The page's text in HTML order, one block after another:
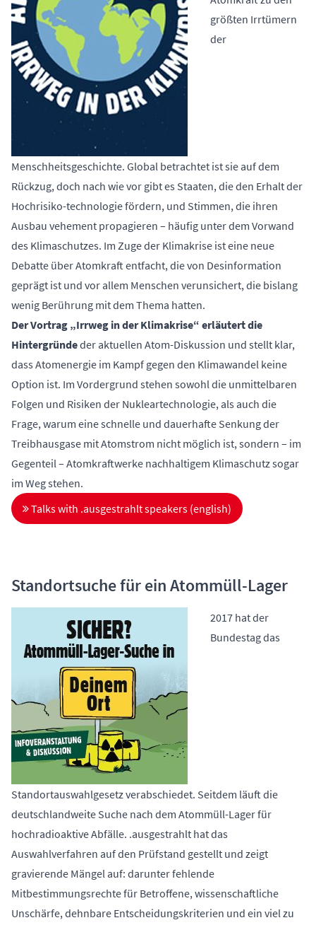
größten Irrtümern
der
Menschheitsgeschichte. Global betrachtet ist sie auf dem
Rückzug, doch nach wie vor gibt es Staaten, die den Erhalt der
Hochrisiko-technologie fördern, und Stimmen, die ihren
Ausbau vehement propagieren – häufig unter dem Vorwand
des Klimaschutzes. Im Zuge der Klimakrise ist eine neue
Debatte über Atomkraft entfacht, die von Desinformation
geprägt ist und vor allem Menschen verunsichert, die bislang
wenig Berührung mit dem Thema hatten.
Der Vortrag „Irrweg in der Klimakrise“ erläutert die
Hintergründeder aktuellen Atom-Diskussion und stellt klar,
dass Atomenergie im Kampf gegen den Klimawandel keine
Option ist. Im Vordergrund stehen sowohl die unmittelbaren
Folgen und Risiken der Nukleartechnologie, als auch die
Frage, warum eine schnelle und dauerhafte Senkung der
Treibhausgase mit Atomstrom nicht möglich ist, sondern – im
Gegenteil – Atomkraftwerke nachhaltigem Klimaschutzsogar
im Weg stehen.
Talks with .ausgestrahlt speakers (english)
Standortsuche für ein Atommüll-Lager
2017 hat der
Bundestag das
Standortauswahlgesetzverabschiedet. Seitdem läuft die
deutschlandweite Suche nach dem Atommüll-Lager für
hochradioaktive Abfälle. .ausgestrahlt hat das
Auswahlverfahren auf den Prüfstand gestellt und zeigt
gravierende Mängel auf: darunter fehlende
Mitbestimmungsrechte für Betroffene, wissenschaftliche
Unschärfe, dehnbare Entscheidungskriterien und ein viel zu